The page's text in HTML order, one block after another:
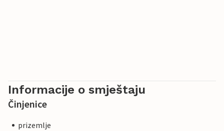
Informacije o smještaju
Činjenice
prizemlje